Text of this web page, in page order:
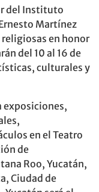
del Instituto
Martínez
en honor
del 10 al 16 de
culturales y
exposiciones,
en el Teatro
de
Roo, Yucatán,
Ciudad de